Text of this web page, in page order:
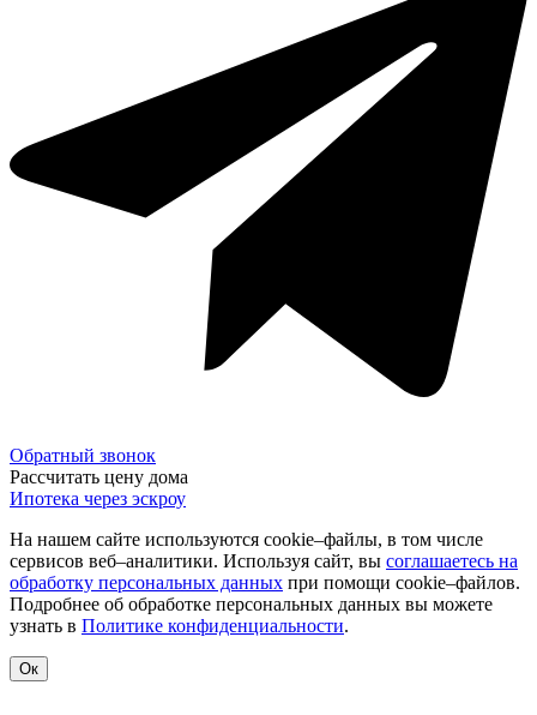
Обратный звонок
Рассчитать цену дома
Ипотека через эскроу
На нашем сайте используются cookie–файлы, в том числе
сервисов веб–аналитики. Используя сайт, вы соглашаетесь на
обработку персональных данных при помощи cookie–файлов.
Подробнее об обработке персональных данных вы можете
узнать в Политике конфиденциальности.
Ок